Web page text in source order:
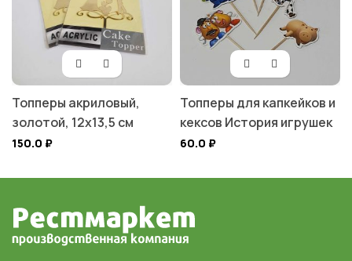
Топперы акриловый,
золотой, 12х13,5 см
150.0 ₽
Топперы для капкейков и
кексов История игрушек
60.0 ₽